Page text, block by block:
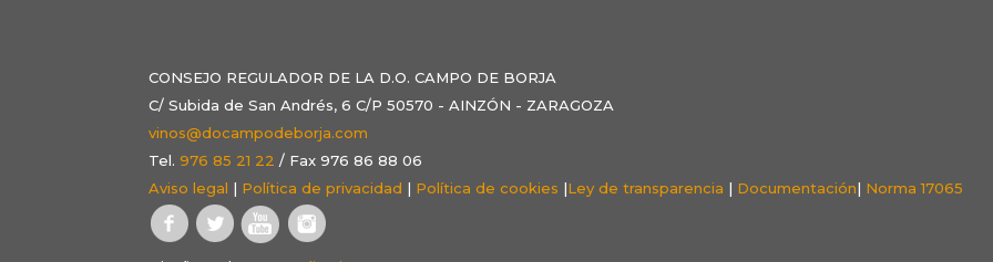
CONSEJO REGULADOR DE LA D.O. CAMPO DE BORJA
C/ Subida de San Andrés, 6 C/P 50570 - AINZÓN - ZARAGOZA
vinos@docampodeborja.com
Tel.976 85 21 22 / Fax 976 86 88 06
Aviso legal | Política de privacidad | Política de cookies |Ley de transparencia | Documentación| Norma 17065